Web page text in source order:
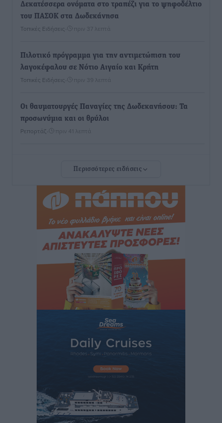
Δεκατέσσερα ονόματα στο τραπέζι για το ψηφοδέλτιο
του ΠΑΣΟΚ στα Δωδεκάνησα
Τοπικές Ειδήσεις πριν 37 λεπτά
Πιλοτικό πρόγραμμα για την αντιμετώπιση του
λαγοκέφαλου σε Νότιο Αιγαίο και Κρήτη
Τοπικές Ειδήσεις πριν 39 λεπτά
Οι θαυματουργές Παναγίες της Δωδεκανήσου: Τα
προσωνύμια και οι θρύλοι
Ρεπορτάζ πριν 41 λεπτά
αναχωρούν από Πειραιά, Ραφήνα και Λαύριο
Τι αλλάζει το χωροταξικό στις τουριστικές επενδύσεις
Τοπικές Ειδήσεις• πριν 14 ώρες
ΥΠΑΑΤ: 12,5 εκατ. ευρώ στις 13 Περιφέρειες για μέτρα
πριν 14 ώρες
Ποιοι φοιτητές μπορούν να λάβουν ενίσχυση για
στέγη έως 2.500 ευρώ
«Γιατί οι Τούρκοι συρρέουν στα ελληνικά νησιά»:
γείτονες προτιμούν την Ελλάδα για διακοπές
«Μουσικό Ταξίδι στο Αιγαίο»: Η Ρόδος έγραψε μια
Περισσότερες ειδήσεις